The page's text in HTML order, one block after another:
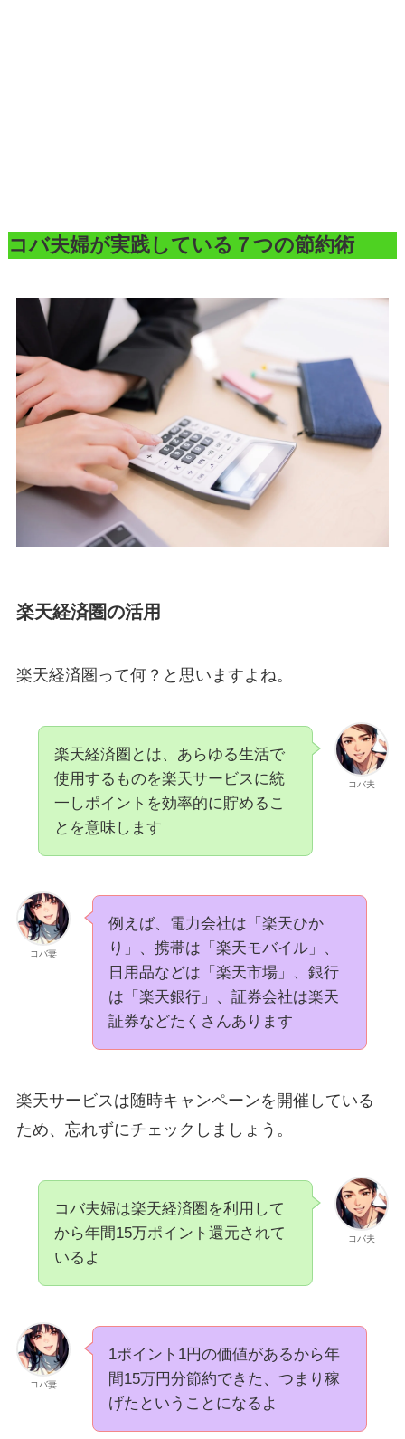
コバ夫婦が実践している７つの節約術
楽天経済圏の活用
楽天経済圏って何？と思いますよね。
コバ夫
楽天経済圏とは、あらゆる生活で
使用するものを楽天サービスに統
一しポイントを効率的に貯めるこ
とを意味します
コバ妻
例えば、電力会社は「楽天ひか
り」、携帯は「楽天モバイル」、
日用品などは「楽天市場」、銀行
は「楽天銀行」、証券会社は楽天
証券などたくさんあります
楽天サービスは随時キャンペーンを開催している
ため、忘れずにチェックしましょう。
コバ夫
コバ夫婦は楽天経済圏を利用して
から年間15万ポイント還元されて
いるよ
コバ妻
1ポイント1円の価値があるから年
間15万円分節約できた、つまり稼
げたということになるよ